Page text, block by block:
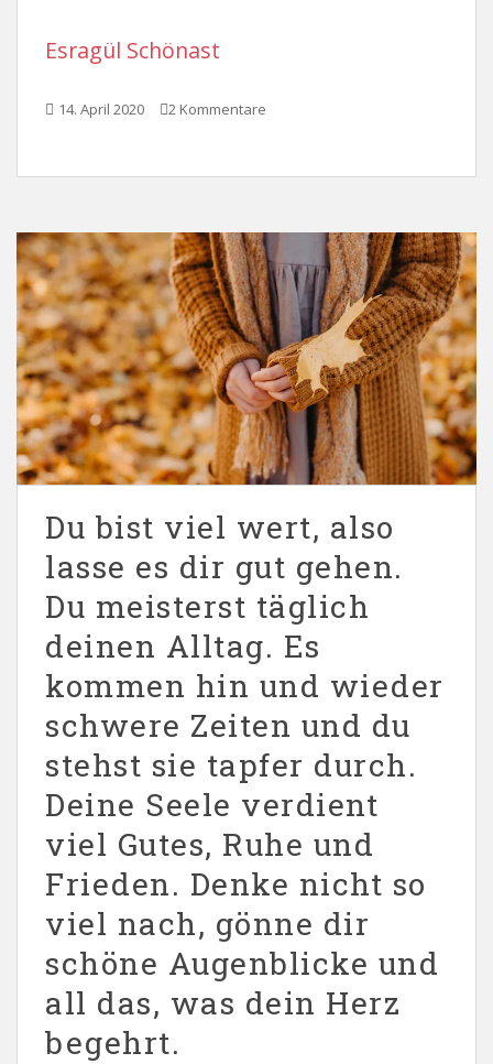
Esragül Schönast
14. April 2020 2 Kommentare
Du bist viel wert, also
lasse es dir gut gehen.
Du meisterst täglich
deinen Alltag. Es
kommen hin und wieder
schwere Zeiten und du
stehst sie tapfer durch.
Deine Seele verdient
viel Gutes, Ruhe und
Frieden. Denke nicht so
viel nach, gönne dir
schöne Augenblicke und
all das, was dein Herz
begehrt.